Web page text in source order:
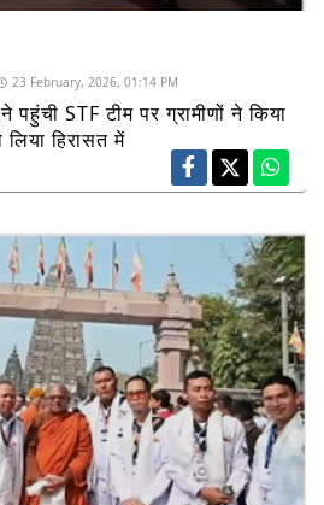
23 February, 2026, 01:14 PM
STF टीम पर ग्रामीणों ने किया
हिरासत में